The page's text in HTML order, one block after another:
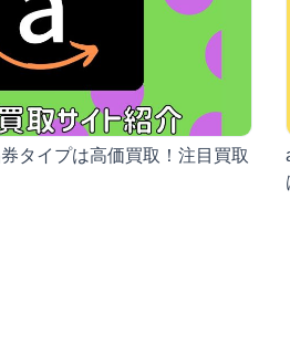
タイプは高価買取！注目買取